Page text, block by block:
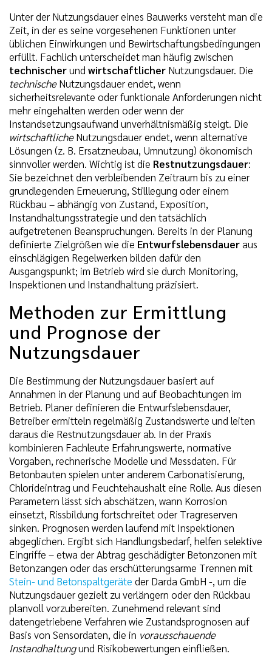
Unter der Nutzungsdauer eines Bauwerks versteht man die
Zeit, in der es seine vorgesehenen Funktionen unter
üblichen Einwirkungen und Bewirtschaftungsbedingungen
erfüllt. Fachlich unterscheidet man häufig zwischen
technischerund wirtschaftlicher Nutzungsdauer. Die
technischeNutzungsdauer endet, wenn
sicherheitsrelevante oder funktionale Anforderungen nicht
mehr eingehalten werden oder wenn der
Instandsetzungsaufwand unverhältnismäßig steigt. Die
wirtschaftlicheNutzungsdauer endet, wenn alternative
Lösungen (z. B. Ersatzneubau, Umnutzung) ökonomisch
sinnvoller werden. Wichtig ist die Restnutzungsdauer:
Sie bezeichnet den verbleibenden Zeitraum bis zu einer
grundlegenden Erneuerung, Stilllegung oder einem
Rückbau – abhängig von Zustand, Exposition,
Instandhaltungsstrategie und den tatsächlich
aufgetretenen Beanspruchungen. Bereits in der Planung
definierte Zielgrößen wie die Entwurfslebensdaueraus
einschlägigen Regelwerken bilden dafür den
Ausgangspunkt; im Betrieb wird sie durch Monitoring,
Inspektionen und Instandhaltung präzisiert.
Methoden zur Ermittlung
und Prognose der
Nutzungsdauer
Die Bestimmung der Nutzungsdauer basiert auf
Annahmen in der Planung und auf Beobachtungen im
Betrieb. Planer definieren die Entwurfslebensdauer,
Betreiber ermitteln regelmäßig Zustandswerte und leiten
daraus die Restnutzungsdauer ab. In der Praxis
kombinieren Fachleute Erfahrungswerte, normative
Vorgaben, rechnerische Modelle und Messdaten. Für
Betonbauten spielen unter anderem Carbonatisierung,
Chlorideintrag und Feuchtehaushalt eine Rolle. Aus diesen
Parametern lässt sich abschätzen, wann Korrosion
einsetzt, Rissbildung fortschreitet oder Tragreserven
sinken. Prognosen werden laufend mit Inspektionen
abgeglichen. Ergibt sich Handlungsbedarf, helfen selektive
Eingriffe – etwa der Abtrag geschädigter Betonzonen mit
Betonzangen oder das erschütterungsarme Trennen mit
Stein- und Betonspaltgeräte der Darda GmbH -, um die
Nutzungsdauer gezielt zu verlängern oder den Rückbau
planvoll vorzubereiten. Zunehmend relevant sind
datengetriebene Verfahren wie Zustandsprognosen auf
Basis von Sensordaten, die in vorausschauende
Instandhaltungund Risikobewertungen einfließen.